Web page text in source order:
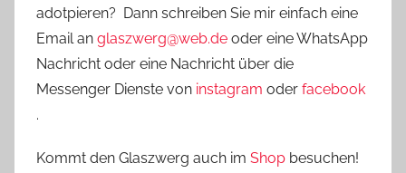
adotpieren? Dann schreiben Sie mir einfach eine
Email an glaszwerg@web.de oder eine WhatsApp
Nachricht oder eine Nachricht über die
Messenger Dienste von instagram oder facebook
.
Kommt den Glaszwerg auch im Shop besuchen!